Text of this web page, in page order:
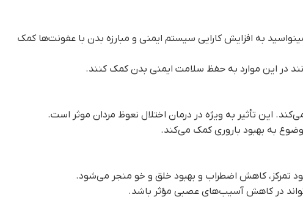
به افزایش کارایی سیستم ایمنی و مبارزه بدن با عفونت‌ها کمک
در این موارد به حفظ سلامت ایمنی بدن کمک کنند.
این تأثیر به ویژه در درمان اختلال نعوظ مردان موثر است.
به بهبود باروری کمک می‌کند.
تمرکز، کاهش اضطراب و بهبود خلق و خو منجر می‌شود.
در کاهش آسیب‌های عصبی مؤثر باشد.